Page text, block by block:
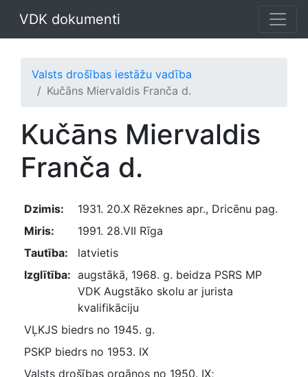
VDK dokumenti
Valsts drošības iestāžu vadība
Kučāns Miervaldis Franča d.
Kučāns Miervaldis
Franča d.
Dzimis:
1931. 20.X Rēzeknes apr., Dricēnu pag.
Miris:
1991. 28.VII Rīga
Tautība:
latvietis
Izglītība: augstākā, 1968. g. beidza PSRS MP
VDK Augstāko skolu ar jurista
kvalifikāciju
VĻKJS biedrs no 1945. g.
PSKP biedrs no 1953. IX
Valsts drošības orgānos no 1950. IX;